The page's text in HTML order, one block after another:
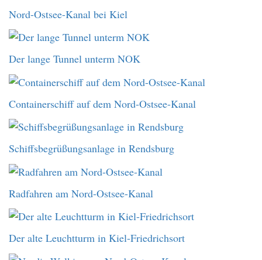
Nord-Ostsee-Kanal bei Kiel
Der lange Tunnel unterm NOK
Containerschiff auf dem Nord-Ostsee-Kanal
Schiffsbegrüßungsanlage in Rendsburg
Radfahren am Nord-Ostsee-Kanal
Der alte Leuchtturm in Kiel-Friedrichsort